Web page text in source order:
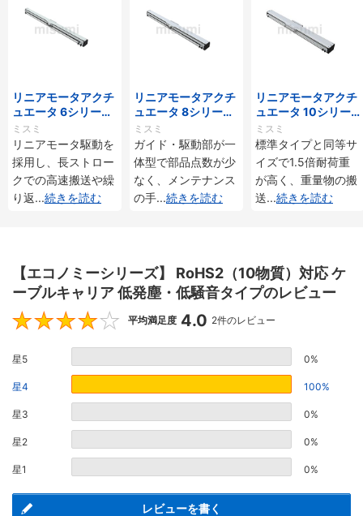
リニアモータアクチ
ュエータ 6シリーズ
標準タイプ インクリ
メンタル・アブソリ
ュート仕様
ミスミ
リニアモータ駆動を
採用し、長ストロー
クでの高速搬送や繰
り返...続きを読む
リニアモータアクチ
ュエータ 8シリーズ
標準タイプ インクリ
メンタル・アブソリ
ュート仕様
ミスミ
ガイド・駆動部が一
体型で部品点数が少
なく、メンテナンス
の手...続きを読む
リニアモータアクチ
ュエータ 10シリー
ズ 標準タイプ 重荷
重 インクリメンタ
ル・アブソリュート
仕様
ミスミ
標準タイプと同等サ
イズで1.5倍耐荷重
が高く、重量物の搬
送...続きを読む
【エコノミーシリーズ】 RoHS2（10物質）対応 ケ
ーブルキャリア 低発塵・低騒音タイプのレビュー
4
平均満足度 4.0 2件のレビュー
星5 0%
星4 100%
星3 0%
星2 0%
星1 0%
レビューを書く